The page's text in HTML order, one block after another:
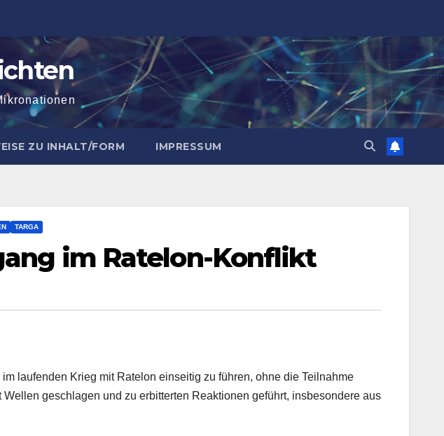
ZU INHALT/FORM IMPRESSUM
TARGA
im Ratelon-Konflikt
laufenden Krieg mit Ratelon einseitig zu führen, ohne die Teilnahme
geschlagen und zu erbitterten Reaktionen geführt, insbesondere aus